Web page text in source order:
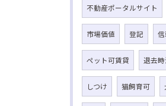
不動産ポータルサイト
市場価値 登記
ペット可賃貸 退去
しつけ 猫飼育可